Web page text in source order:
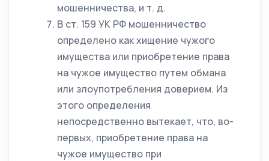
мошенничества, и т. д.
В ст. 159 УК РФ мошенничество
определено как хищение чужого
имущества или приобретение права
на чужое имущество путем обмана
или злоупотребления доверием. Из
этого определения
непосредственно вытекает, что, во-
первых, приобретение права на
чужое имущество при